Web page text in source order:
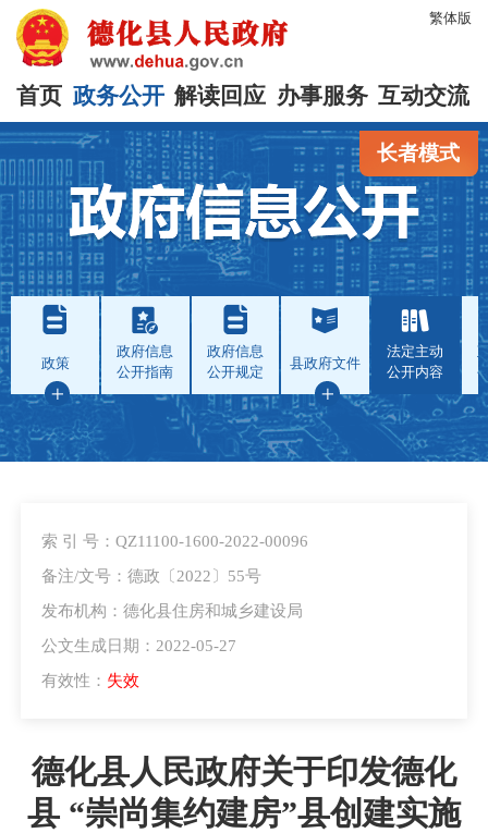
繁体版
首页 政务公开 解读回应 办事服务 互动交流
长者模式
政策
政府信息
公开指南
政府信息
公开规定
县政府文件
法定主动
公开内容
索 引 号：QZ11100-1600-2022-00096
备注/文号：德政〔2022〕55号
发布机构：德化县住房和城乡建设局
公文生成日期：2022-05-27
有效性： 失效
德化县人民政府关于印发德化
县 “崇尚集约建房”县创建实施